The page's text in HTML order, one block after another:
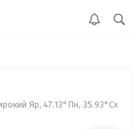
Яр, 47.13°Пн, 35.93°Сх